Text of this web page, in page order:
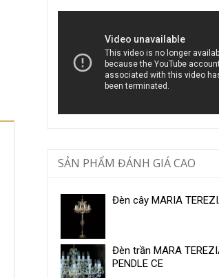
SẢN PHẨM ĐÁNH GIÁ CAO
Đèn cây MARIA
Đèn trần MARA
PENDLE CE